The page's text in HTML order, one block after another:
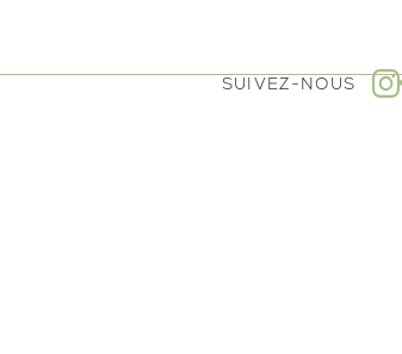
SUIVEZ-NOUS